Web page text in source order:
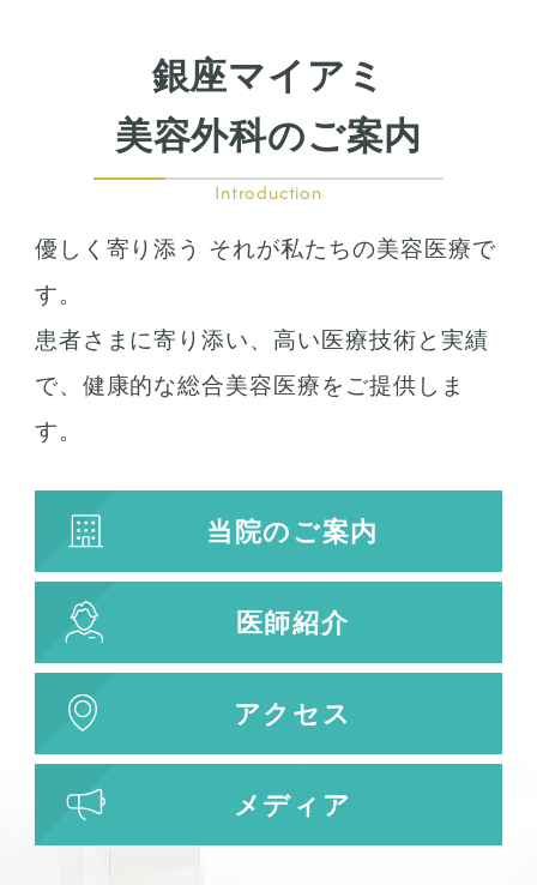
銀座マイアミ
美容外科のご案内
Introduction
優しく寄り添う それが私たちの美容医療で
す。
患者さまに寄り添い、高い医療技術と実績
で、健康的な総合美容医療をご提供しま
す。
当院のご案内
医師紹介
アクセス
メディア